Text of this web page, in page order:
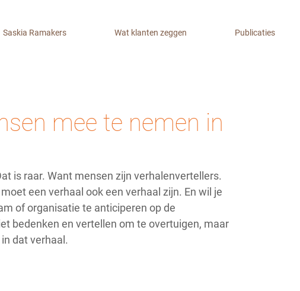
Saskia Ramakers Wat klanten zeggen Publicaties
mee te nemen in
is raar. Want mensen zijn verhalenvertellers.
een verhaal ook een verhaal zijn. En wil je
of organisatie te anticiperen op de
bedenken en vertellen om te overtuigen, maar
dat verhaal.